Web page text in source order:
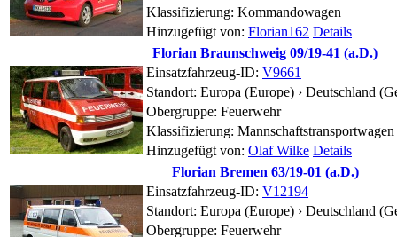
Klassifizierung: Kommandowagen
Hinzugefügt von: Florian162 Details
Florian Braunschweig 09/19-41 (a.D.)
Einsatzfahrzeug-ID: V9661
Standort: Europa (Europe) › Deutschland
Obergruppe: Feuerwehr
Klassifizierung: Mannschaftstransportwagen
Hinzugefügt von: Olaf Wilke Details
Florian Bremen 63/19-01 (a.D.)
Einsatzfahrzeug-ID: V12194
Standort: Europa (Europe) › Deutschland
Obergruppe: Feuerwehr